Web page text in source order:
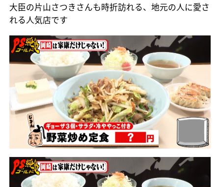
大臣の片山さつきさんも時折訪れる、地元の人に愛さ
れる人気店です